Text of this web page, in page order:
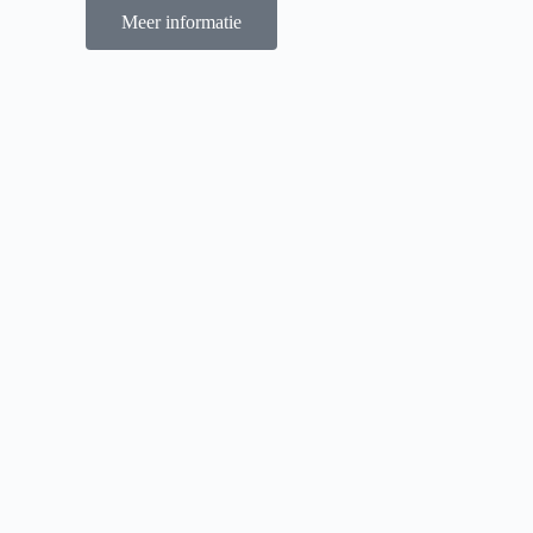
Meer informatie